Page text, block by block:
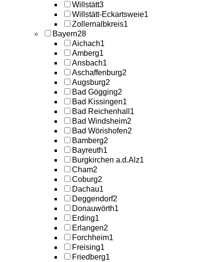
Willstätt3
Willstätt-Eckartsweie1
Zollernalbkreis1
Bayern28
Aichach1
Amberg1
Ansbach1
Aschaffenburg2
Augsburg2
Bad Gögging2
Bad Kissingen1
Bad Reichenhall 1
Bad Windsheim2
Bad Wörishofen2
Bamberg2
Bayreuth1
Burgkirchen a.d.Alz1
Cham2
Coburg2
Dachau1
Deggendorf2
Donauwörth1
Erding1
Erlangen2
Forchheim1
Freising1
Friedberg1